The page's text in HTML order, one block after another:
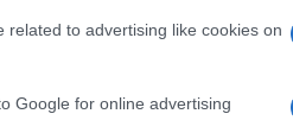
to advertising like cookies on
Google for online advertising